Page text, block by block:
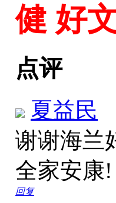
健 好
点评
夏益民
谢谢海兰
全家安康!
回复